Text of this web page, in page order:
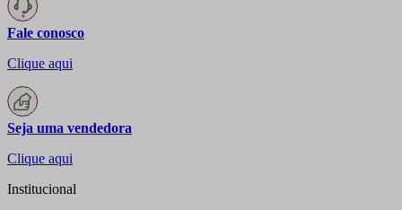
Fale conosco
Clique aqui
Seja uma vendedora
Clique aqui
Institucional